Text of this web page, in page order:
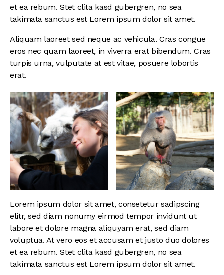
et ea rebum. Stet clita kasd gubergren, no sea
takimata sanctus est Lorem ipsum dolor sit amet.
Aliquam laoreet sed neque ac vehicula. Cras congue
eros nec quam laoreet, in viverra erat bibendum. Cras
turpis urna, vulputate at est vitae, posuere lobortis
erat.
Lorem ipsum dolor sit amet, consetetur sadipscing
elitr, sed diam nonumy eirmod tempor invidunt ut
labore et dolore magna aliquyam erat, sed diam
voluptua. At vero eos et accusam et justo duo dolores
et ea rebum. Stet clita kasd gubergren, no sea
takimata sanctus est Lorem ipsum dolor sit amet.